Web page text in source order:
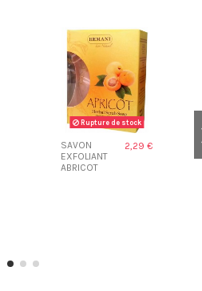
Rupture de stock
SAVON
EXFOLIANT
ABRICOT
2,29 €